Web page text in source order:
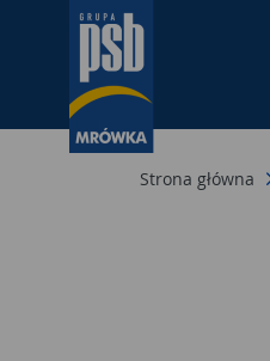
Strona główna